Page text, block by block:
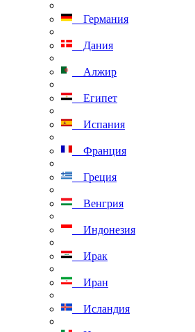
Германия
Дания
Алжир
Египет
Испания
Франция
Греция
Венгрия
Индонезия
Ирак
Иран
Исландия